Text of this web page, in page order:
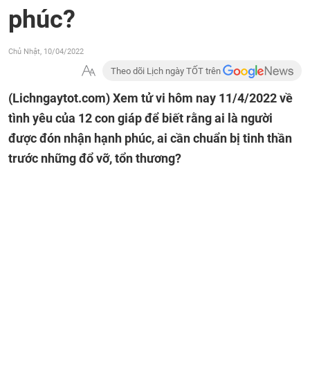
phúc?
Chủ Nhật, 10/04/2022
Theo dõi Lịch ngày TỐT trên
(Lichngaytot.com)Xem tử vi hôm nay 11/4/2022 về
tình yêu của 12 con giáp để biết rằng ai là người
được đón nhận hạnh phúc, ai cần chuẩn bị tinh thần
trước những đổ vỡ, tổn thương?